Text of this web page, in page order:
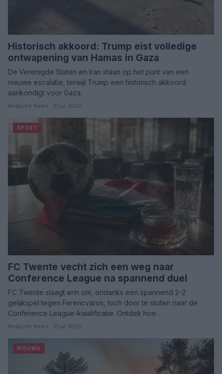
Historisch akkoord: Trump eist volledige
ontwapening van Hamas in Gaza
De Verenigde Staten en Iran staan op het punt van een
nieuwe escalatie, terwijl Trump een historisch akkoord
aankondigt voor Gaza.
Redactie Newz · 31 jul 2026
SPORT
FC Twente vecht zich een weg naar
Conference League na spannend duel
FC Twente slaagt erin om, ondanks een spannend 2-2
gelijkspel tegen Ferencváros, toch door te stoten naar de
Conference League-kwalificatie. Ontdek hoe…
Redactie Newz · 31 jul 2026
NIEUWS